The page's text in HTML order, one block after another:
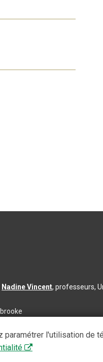
Nadine Vincent, professeurs,
paramétrer l'utilisation de